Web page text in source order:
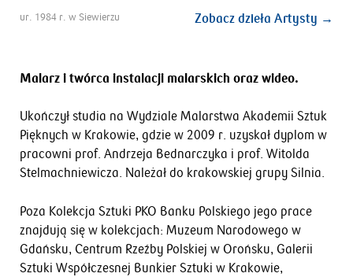
ur. 1984 r. w Siewierzu Zobacz dzieła Artysty →
Malarz i twórca instalacji malarskich oraz wideo.
Ukończył studia na Wydziale Malarstwa Akademii Sztuk
Pięknych w Krakowie, gdzie w 2009 r. uzyskał dyplom w
pracowni prof. Andrzeja Bednarczyka i prof. Witolda
Stelmachniewicza. Należał do krakowskiej grupy Silnia.
Poza Kolekcja Sztuki PKO Banku Polskiego jego prace
znajdują się w kolekcjach: Muzeum Narodowego w
Gdańsku, Centrum Rzeźby Polskiej w Orońsku, Galerii
Sztuki Współczesnej Bunkier Sztuki w Krakowie,